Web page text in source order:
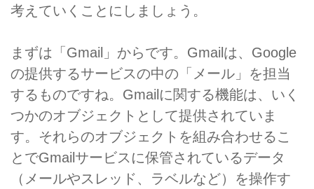
考えていくことにしましょう。
まずは「Gmail」からです。Gmailは、Google
の提供するサービスの中の「メール」を担当
するものですね。Gmailに関する機能は、いく
つかのオブジェクトとして提供されていま
す。それらのオブジェクトを組み合わせるこ
とでGmailサービスに保管されているデータ
（メールやスレッド、ラベルなど）を操作す